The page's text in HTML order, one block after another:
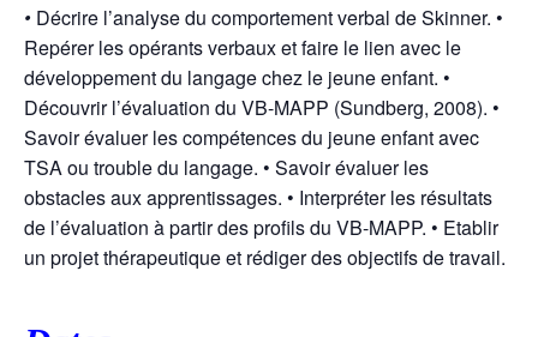
• Décrire l’analyse du comportement verbal de Skinner. •
Repérer les opérants verbaux et faire le lien avec le
développement du langage chez le jeune enfant. •
Découvrir l’évaluation du VB-MAPP (Sundberg, 2008). •
Savoir évaluer les compétences du jeune enfant avec
TSA ou trouble du langage. • Savoir évaluer les
obstacles aux apprentissages. • Interpréter les résultats
de l’évaluation à partir des profils du VB-MAPP. • Etablir
un projet thérapeutique et rédiger des objectifs de travail.